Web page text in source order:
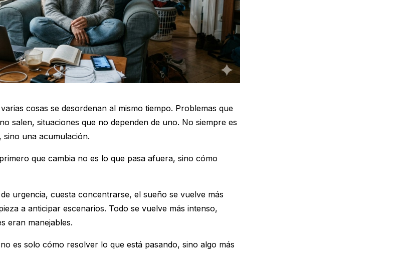
cosas se desordenan al mismo tiempo. Problemas que
salen, situaciones que no dependen de uno. No siempre es
una acumulación.
que cambia no es lo que pasa afuera, sino cómo
urgencia, cuesta concentrarse, el sueño se vuelve más
a anticipar escenarios. Todo se vuelve más intenso,
eran manejables.
es solo cómo resolver lo que está pasando, sino algo más